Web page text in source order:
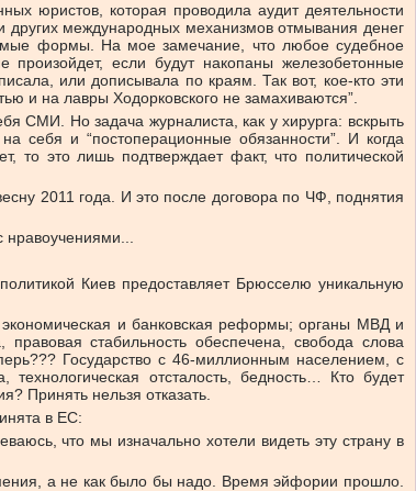
юристов, которая проводила аудит деятельности
других международных механизмов отмывания денег
формы. На мое замечание, что любое судебное
произойдет, если будут накопаны железобетонные
или дописывала по краям. Так вот, кое-кто эти
и на лавры Ходорковского не замахиваются”.
СМИ. Но задача журналиста, как у хирурга: вскрыть
себя и “постоперационные обязанности”. И когда
то это лишь подтверждает факт, что политической
2011 года. И это после договора по ЧФ, поднятия
Киев предоставляет Брюсселю уникальную
и банковская реформы; органы МВД и
стабильность обеспечена, свобода слова
Государство с 46-миллионным населением, с
отсталость, бедность… Кто будет
Принять нельзя отказать.
в ЕС:
что мы изначально хотели видеть эту страну в
а не как было бы надо. Время эйфории прошло.